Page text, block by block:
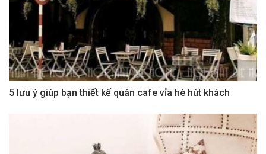
5 lưu ý giúp bạn thiết kế quán cafe vỉa hè hút khách